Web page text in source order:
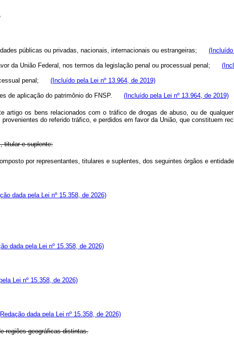
públicas ou privadas, nacionais, internacionais ou estrangeiras; (Incluído
da União Federal, nos termos da legislação penal ou processual penal;
penal; (Incluído pela Lei nº 13.964, de 2019)
de aplicação do patrimônio do FNSP. (Incluído pela Lei nº 13.964, de 2019)
artigo os bens relacionados com o tráfico de drogas de abuso, ou de
do referido tráfico, e perdidos em favor da União, que constituem
titular e suplente:
por representantes, titulares e suplentes, dos seguintes órgãos e
dada pela Lei nº 15.358, de 2026)
dada pela Lei nº 15.358, de 2026)
Lei nº 15.358, de 2026)
dada pela Lei nº 15.358, de 2026)
regiões geográficas distintas.